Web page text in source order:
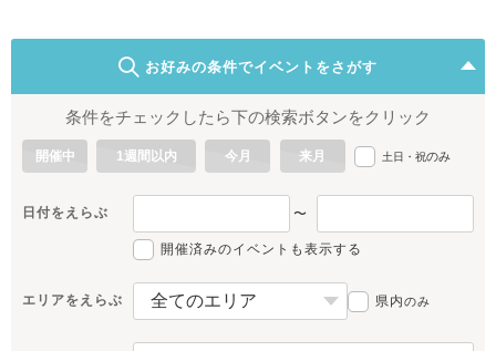
お好みの条件でイベントをさがす
条件をチェックしたら下の検索ボタンをクリック
開催中 1週間以内 今月 来月 土日・祝のみ
日付をえらぶ 〜
開催済みのイベントも表示する
エリアをえらぶ 県内のみ